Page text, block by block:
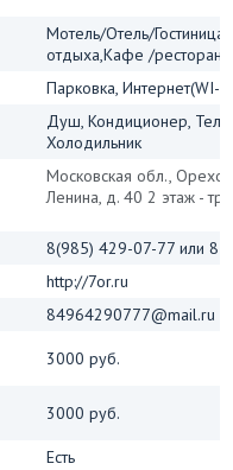
Мотель/Отель/
отдыха,Кафе /рестораны
Парковка, Интернет(WI-
Душ, Кондиционер,
Холодильник
Московская обл.,
Ленина, д. 40 2 этаж -
8(985) 429-07-77 или 8
http://7or.ru
84964290777@mail.ru
3000 руб.
3000 руб.
Есть